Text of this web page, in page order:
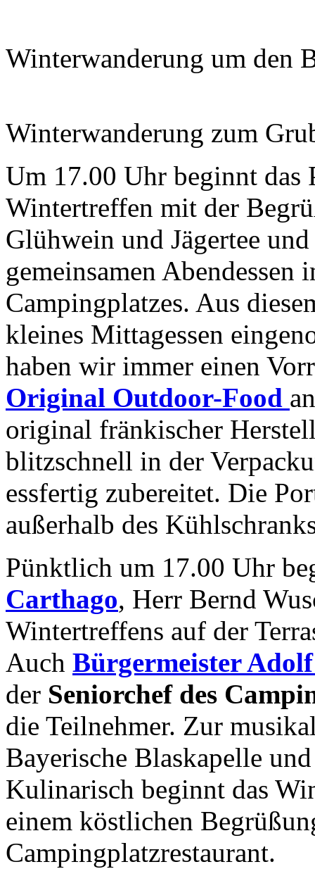
Winterwanderung um den
Winterwanderung zum
Um 17.00 Uhr beginnt das
Wintertreffen mit der
Glühwein und Jägertee
gemeinsamen Abendessen
Campingplatzes. Aus
kleines Mittagessen
haben wir immer einen
Original Outdoor-Food
original fränkischer
blitzschnell in der
essfertig zubereitet. Die
außerhalb des
Pünktlich um 17.00 Uhr
Carthago, Herr Bernd
Wintertreffens auf der
Auch Bürgermeister
der Seniorchef des
die Teilnehmer. Zur
Bayerische Blaskapelle
Kulinarisch beginnt das
einem köstlichen
Campingplatzrestaurant.